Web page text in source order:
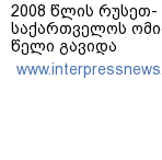
2008 წლის რუსეთ-
საქართველოს
წელი გავიდა